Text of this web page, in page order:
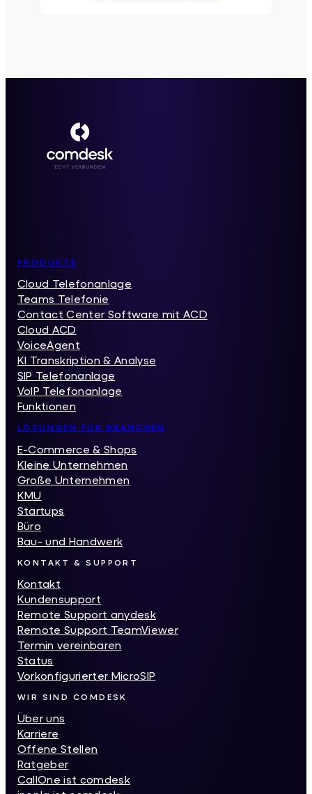
Inhaltsverzeichnis
PRODUKTE
Cloud Telefonanlage
Teams Telefonie
Contact Center Software mit ACD
Cloud ACD
VoiceAgent
KI Transkription & Analyse
SIP Telefonanlage
VoIP Telefonanlage
Funktionen
LÖSUNGEN FÜR BRANCHEN
E-Commerce & Shops
Kleine Unternehmen
Große Unternehmen
KMU
Startups
Büro
Bau- und Handwerk
KONTAKT & SUPPORT
Kontakt
Kundensupport
Remote Support anydesk
Remote Support TeamViewer
Termin vereinbaren
Status
Vorkonfigurierter MicroSIP
WIR SIND COMDESK
Über uns
Karriere
Offene Stellen
Ratgeber
CallOne ist comdesk